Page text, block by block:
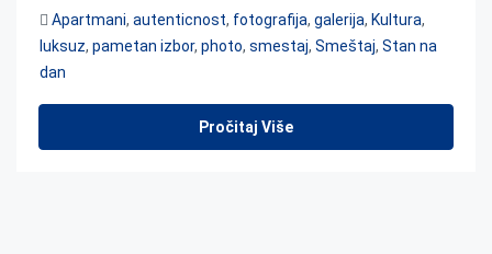
Apartmani, autenticnost, fotografija, galerija, Kultura,
luksuz, pametan izbor, photo, smestaj, Smeštaj, Stan na
dan
Pročitaj Više